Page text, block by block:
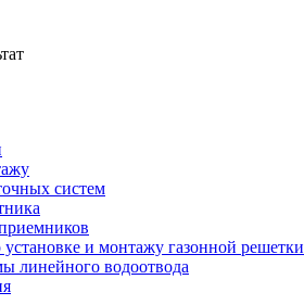
систем
и монтажу газонной решетки
линейного водоотвода